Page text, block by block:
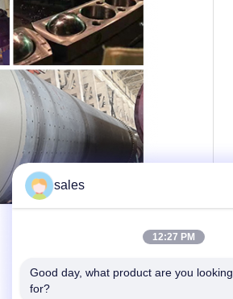
sales
12:27 PM
Good day, what product are you looking
for?